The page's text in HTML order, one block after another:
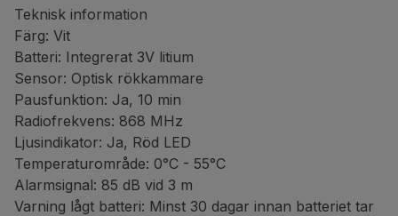
Teknisk information
Färg: Vit
Batteri: Integrerat 3V litium
Sensor: Optisk rökkammare
Pausfunktion: Ja, 10 min
Radiofrekvens: 868 MHz
Ljusindikator: Ja, Röd LED
Temperaturområde: 0°C - 55°C
Alarmsignal: 85 dB vid 3 m
Varning lågt batteri: Minst 30 dagar innan batteriet tar